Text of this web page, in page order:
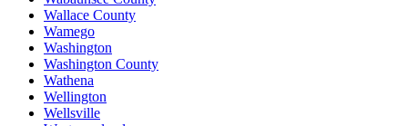
Wallace County
Wamego
Washington
Washington County
Wathena
Wellington
Wellsville